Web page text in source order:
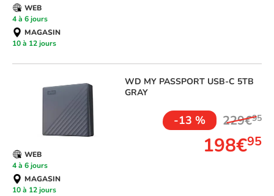
WEB
4 à 6 jours
MAGASIN
10 à 12 jours
WD MY PASSPORT USB-C 5TB
GRAY
-13 % 229€95
198€95
WEB
4 à 6 jours
MAGASIN
10 à 12 jours